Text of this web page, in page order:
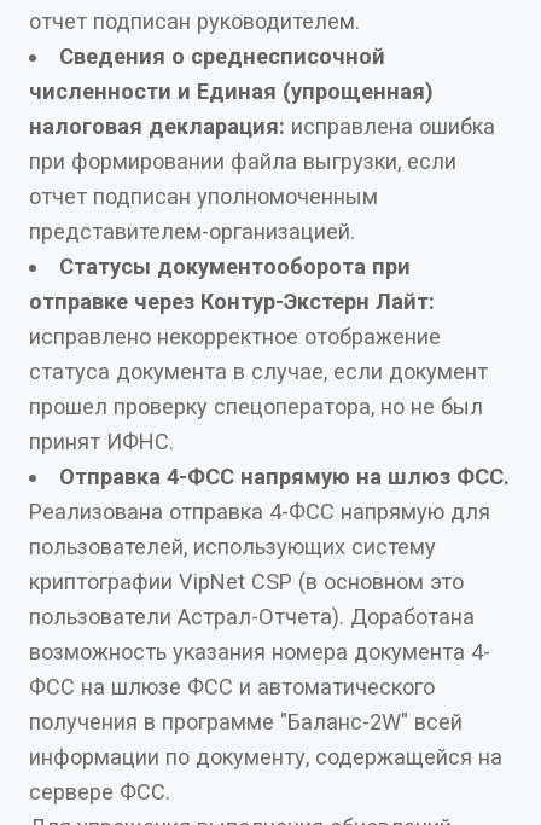
отчет подписан руководителем.
Сведения о среднесписочной
численности и Единая (упрощенная)
налоговая декларация: исправлена ошибка
при формировании файла выгрузки, если
отчет подписан уполномоченным
представителем-организацией.
Статусы документооборота при
отправке через Контур-Экстерн Лайт:
исправлено некорректное отображение
статуса документа в случае, если документ
прошел проверку спецоператора, но не был
принят ИФНС.
Отправка 4-ФСС напрямую на шлюз ФСС.
Реализована отправка 4-ФСС напрямую для
пользователей, использующих систему
криптографии VipNet CSP (в основном это
пользователи Астрал-Отчета). Доработана
возможность указания номера документа 4-
ФСС на шлюзе ФСС и автоматического
получения в программе "Баланс-2W" всей
информации по документу, содержащейся на
сервере ФСС.